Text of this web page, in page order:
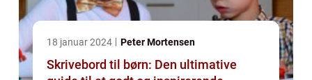
18 januar 2024 Peter Mortensen
Skrivebord til børn: Den ultimative